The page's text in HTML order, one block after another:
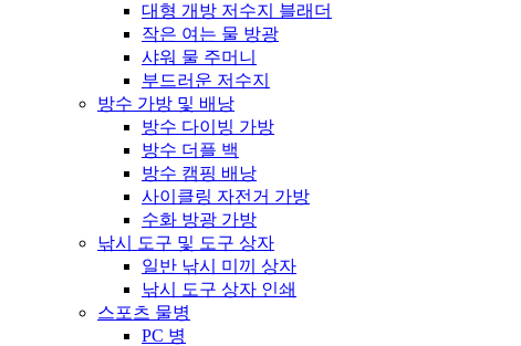
대형 개방 저수지 블래더
작은 여는 물 방광
샤워 물 주머니
부드러운 저수지
방수 가방 및 배낭
방수 다이빙 가방
방수 더플 백
방수 캠핑 배낭
사이클링 자전거 가방
수화 방광 가방
낚시 도구 및 도구 상자
일반 낚시 미끼 상자
낚시 도구 상자 인쇄
스포츠 물병
PC 병